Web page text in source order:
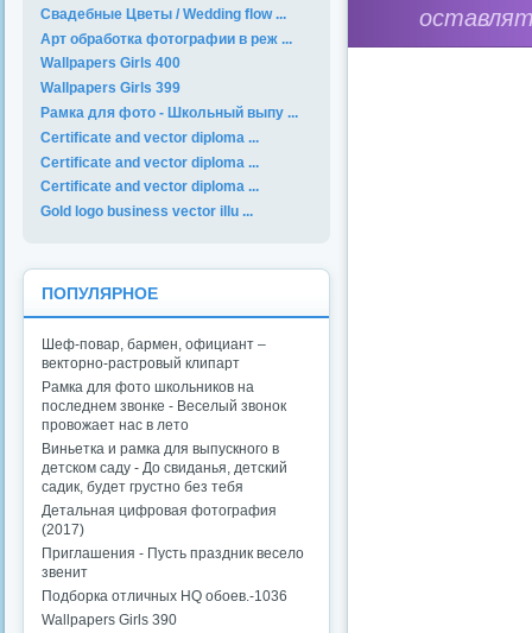
Свадебные Цветы / Wedding flow ...
Арт обработка фотографии в реж ...
Wallpapers Girls 400
Wallpapers Girls 399
Рамка для фото - Школьный выпу ...
Certificate and vector diploma ...
Certificate and vector diploma ...
Certificate and vector diploma ...
Gold logo business vector illu ...
ПОПУЛЯРНОЕ
Шеф-повар, бармен, официант –
векторно-растровый клипарт
Рамка для фото школьников на
последнем звонке - Веселый звонок
провожает нас в лето
Виньетка и рамка для выпускного в
детском саду - До свиданья, детский
садик, будет грустно без тебя
Детальная цифровая фотография
(2017)
Приглашения - Пусть праздник весело
звенит
Подборка отличных HQ обоев.-1036
Wallpapers Girls 390